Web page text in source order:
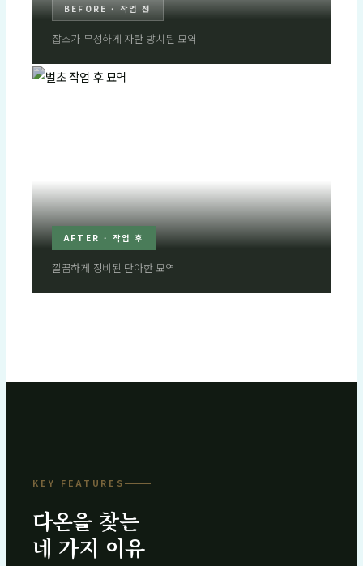
BEFORE · 작업 전
잡초가 무성하게 자란 방치된 묘역
AFTER · 작업 후
깔끔하게 정비된 단아한 묘역
KEY FEATURES
다온을 찾는
네 가지 이유